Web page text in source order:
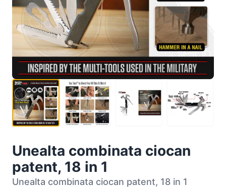
Unealta combinata ciocan
patent, 18 in 1
Unealta combinata ciocan patent, 18 in 1